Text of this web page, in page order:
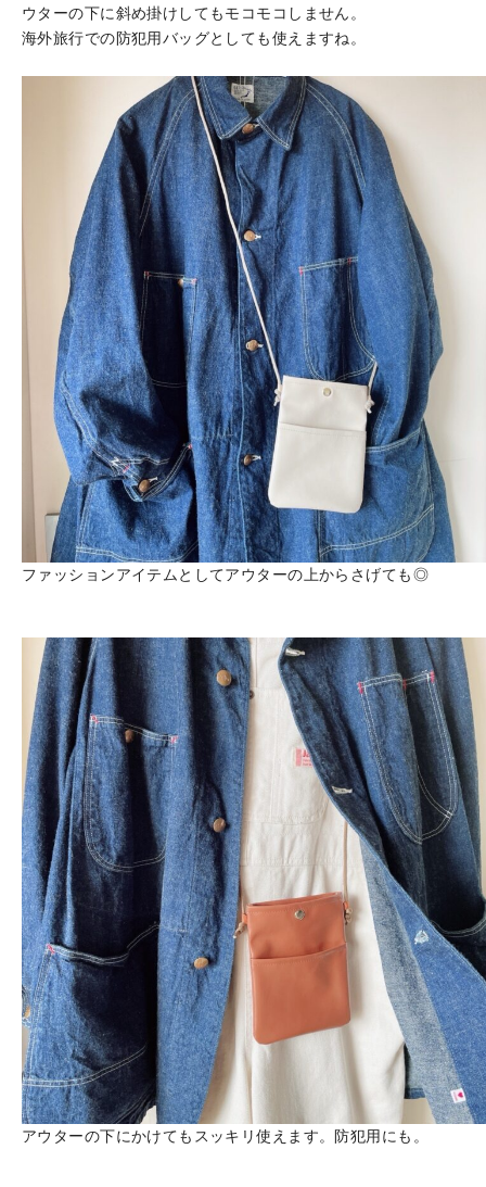
ウターの下に斜め掛けしてもモコモコしません。
海外旅行での防犯用バッグとしても使えますね。
ファッションアイテムとしてアウターの上からさげても◎
アウターの下にかけてもスッキリ使えます。防犯用にも。